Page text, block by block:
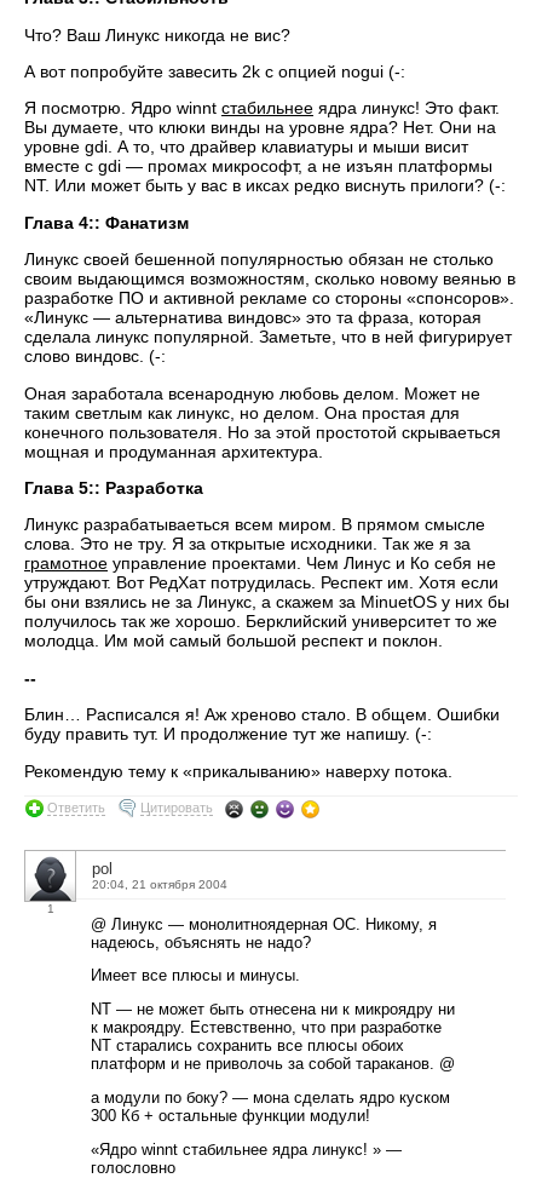
Что? Ваш Линукс никогда не вис?
А вот попробуйте завесить 2k с опцией nogui (-:
Я посмотрю. Ядро winnt стабильнее ядра линукс! Это факт.
Вы думаете, что клюки винды на уровне ядра? Нет. Они на
уровне gdi. А то, что драйвер клавиатуры и мыши висит
вместе с gdi — промах микрософт, а не изъян платформы
NT. Или может быть у вас в иксах редко виснуть прилоги? (-:
Глава 4:: Фанатизм
Линукс своей бешенной популярностью обязан не столько
своим выдающимся возможностям, сколько новому веянью в
разработке ПО и активной рекламе со стороны «спонсоров».
«Линукс — альтернатива виндовс» это та фраза, которая
сделала линукс популярной. Заметьте, что в ней фигурирует
слово виндовс. (-:
Оная заработала всенародную любовь делом. Может не
таким светлым как линукс, но делом. Она простая для
конечного пользователя. Но за этой простотой скрываеться
мощная и продуманная архитектура.
Глава 5:: Разработка
Линукс разрабатываеться всем миром. В прямом смысле
слова. Это не тру. Я за открытые исходники. Так же я за
грамотное управление проектами. Чем Линус и Ко себя не
утруждают. Вот РедХат потрудилась. Респект им. Хотя если
бы они взялись не за Линукс, а скажем за MinuetOS у них бы
получилось так же хорошо. Берклийский университет то же
молодца. Им мой самый большой респект и поклон.
--
Блин… Расписался я! Аж хреново стало. В общем. Ошибки
буду править тут. И продолжение тут же напишу. (-:
Рекомендую тему к «прикалыванию» наверху потока.
Ответить Цитировать
1
pol
20:04, 21 октября 2004
@ Линукс — монолитноядерная ОС. Никому, я
надеюсь, объяснять не надо?
Имеет все плюсы и минусы.
NT — не может быть отнесена ни к микроядру ни
к макроядру. Естевственно, что при разработке
NT старались сохранить все плюсы обоих
платформ и не приволочь за собой тараканов. @
а модули по боку? — мона сделать ядро куском
300 Кб + остальные функции модули!
«Ядро winnt стабильнее ядра линукс! » —
голословно